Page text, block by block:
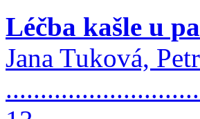
Léčba kašle u
Jana Tuková,